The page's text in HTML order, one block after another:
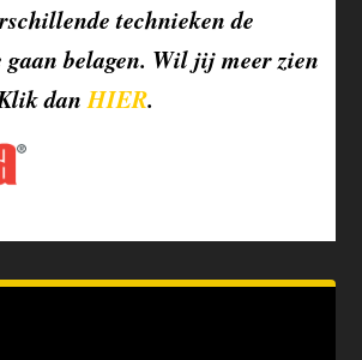
technieken de
gaan belagen. Wil jij meer zien
danHIER.